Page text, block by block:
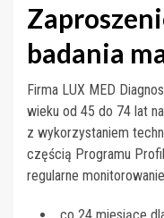
badania
Firma LUX MED
wieku od 45 do 74 lat
z wykorzystaniem
częścią Programu
regularne
co 24 miesiące